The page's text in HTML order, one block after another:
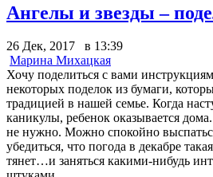
Ангелы и звезды –
26 Дек, 2017 в 13:39
Марина Михацкая
Хочу поделиться с вами
некоторых поделок из бумаги,
традицией в нашей семье. Когда
каникулы, ребенок оказывается
не нужно. Можно спокойно
убедиться, что погода в декабре
тянет…и заняться какими-нибудь